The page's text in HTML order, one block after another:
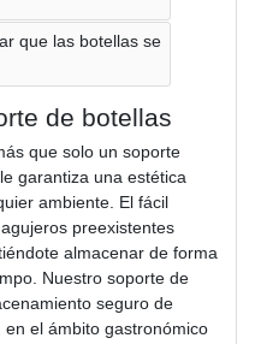
que las botellas se
de botellas
que solo un soporte
garantiza una estética
ambiente. El fácil
preexistentes
almacenar de forma
Nuestro soporte de
seguro de
el ámbito gastronómico